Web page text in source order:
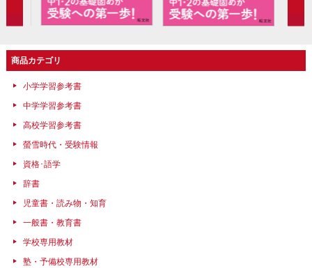
商品カテゴリ
小学学習参考書
中学学習参考書
高校学習参考書
螢雪時代・受験情報
資格･語学
辞書
児童書・読み物・知育
一般書・教育書
学校専用教材
塾・予備校専用教材